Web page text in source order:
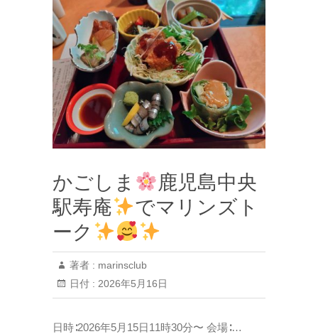
かごしま
鹿児島中央
駅寿庵
でマリンズト
ーク
著者 : marinsclub
日付 : 2026年5月16日
日時∶2026年5月15日11時30分〜 会場∶…